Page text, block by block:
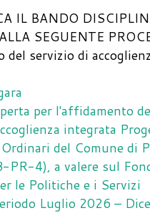
IL BANDO
SEGUENTE
del servizio di
per l'affidamento
integrata
del Comune di
PR-4), a valere sul
le Politiche e i Servizi
Luglio 2026 –